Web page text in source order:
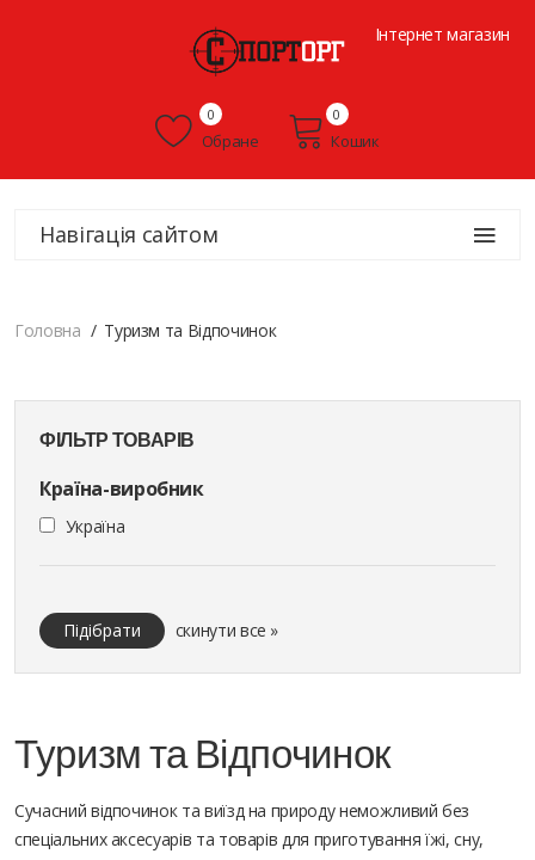
Інтернет магазин
Обране
0
Кошик
0
Навігація сайтом
Головна Туризм та Відпочинок
ФІЛЬТР ТОВАРІВ
Країна-виробник
Україна
Підібрати скинути все »
Туризм та Відпочинок
Сучасний відпочинок та виїзд на природу неможливий без
спеціальних аксесуарів та товарів для приготування їжі, сну,